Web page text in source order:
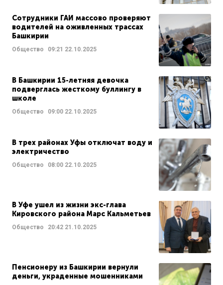
Сотрудники ГАИ массово проверяют
водителей на оживленных трассах
Башкирии
Общество 09:21 22.10.2025
В Башкирии 15-летняя девочка
подверглась жесткому буллингу в
школе
Общество 09:00 22.10.2025
В трех районах Уфы отключат воду и
электричество
Общество 08:00 22.10.2025
В Уфе ушел из жизни экс-глава
Кировского района Марс Кальметьев
Общество 20:42 21.10.2025
Пенсионеру из Башкирии вернули
деньги, украденные мошенниками